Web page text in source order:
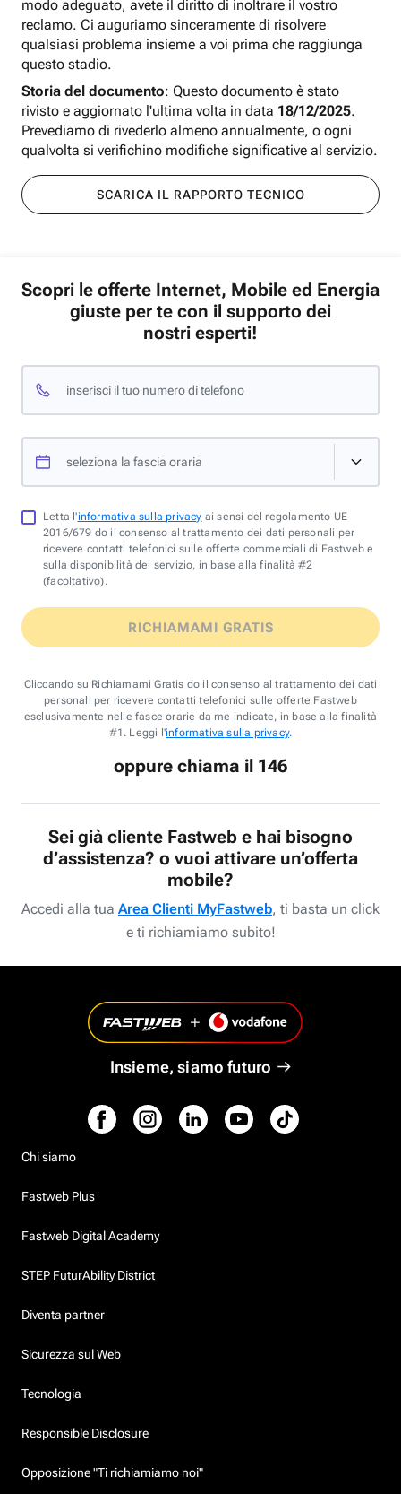
modo adeguato, avete il diritto di inoltrare il vostro
reclamo. Ci auguriamo sinceramente di risolvere
qualsiasi problema insieme a voi prima che raggiunga
questo stadio.
Storia del documento: Questo documento è stato
rivisto e aggiornato l'ultima volta in data 18/12/2025.
Prevediamo di rivederlo almeno annualmente, o ogni
qualvolta si verifichino modifiche significative al servizio.
SCARICA IL RAPPORTO TECNICO
Scopri le offerte Internet, Mobile ed Energia
giuste per te con il supporto dei
nostri esperti!
inserisci il tuo numero di telefono
seleziona la fascia oraria
Letta l'informativa sulla privacy ai sensi del regolamento UE
2016/679 do il consenso al trattamento dei dati personali per
ricevere contatti telefonici sulle offerte commerciali di Fastweb e
sulla disponibilità del servizio, in base alla finalità #2
(facoltativo).
RICHIAMAMI GRATIS
Cliccando su Richiamami Gratis do il consenso al trattamento dei dati
personali per ricevere contatti telefonici sulle offerte Fastweb
esclusivamente nelle fasce orarie da me indicate, in base alla finalità
#1. Leggi l'informativa sulla privacy.
oppure chiama il 146
Sei già cliente Fastweb e hai bisogno
d’assistenza? o vuoi attivare un’offerta
mobile?
Accedi alla tua Area Clienti MyFastweb, ti basta un click
e ti richiamiamo subito!
Insieme, siamo futuro
Chi siamo
Fastweb Plus
Fastweb Digital Academy
STEP FuturAbility District
Diventa partner
Sicurezza sul Web
Tecnologia
Responsible Disclosure
Opposizione "Ti richiamiamo noi"